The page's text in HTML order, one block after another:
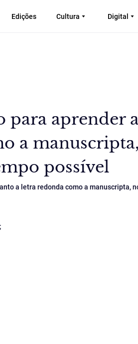
Edições Cultura Digital
aprender
a
possível
a letra redonda como a manuscripta,